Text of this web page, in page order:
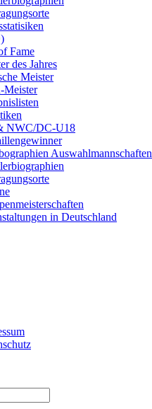
Fame
des Jahres
Meister
Meister
NWC/DC-U18
Auswahlmannschaften
in Deutschland